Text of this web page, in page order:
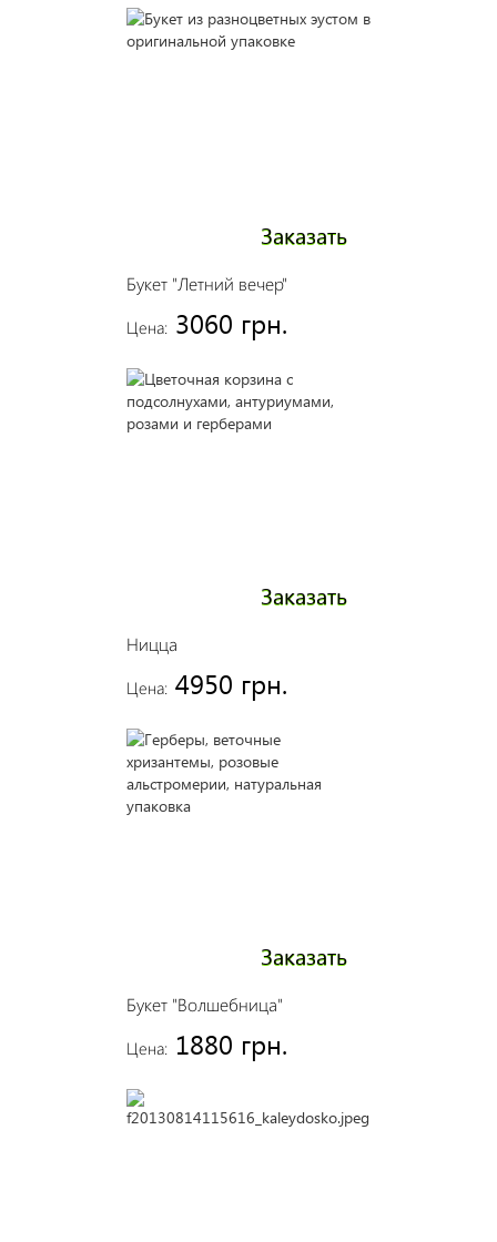
Букет "Летний вечер"
Цена: 3060 грн.
Заказать
Ницца
Цена: 4950 грн.
Заказать
Букет "Волшебница"
Цена: 1880 грн.
Заказать